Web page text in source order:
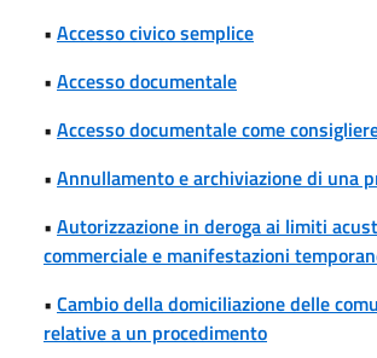
• Accesso civico semplice
• Accesso documentale
• Accesso documentale come
• Annullamento e archiviazione di una
• Autorizzazione in deroga ai limiti
commerciale e manifestazioni
• Cambio della domiciliazione delle
relative a un procedimento